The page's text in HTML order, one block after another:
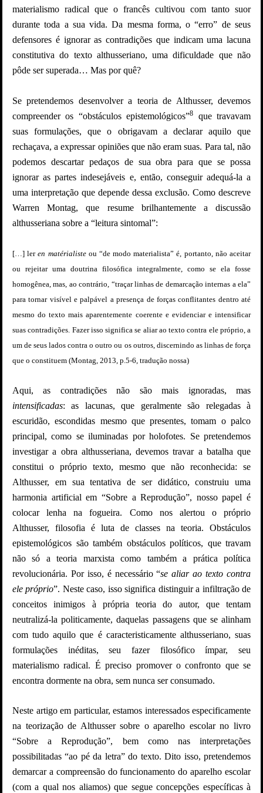
materialismo radical que o francês cultivou com tanto suor
durante toda a sua vida. Da mesma forma, o “erro” de seus
defensores é ignorar as contradições que indicam uma lacuna
constitutiva do texto althusseriano, uma dificuldade que não
pôde ser superada… Mas por quê?
Se pretendemos desenvolver a teoria de Althusser, devemos
compreender os “obstáculos epistemológicos”8
que travavam
suas formulações, que o obrigavam a declarar aquilo que
rechaçava, a expressar opiniões que não eram suas. Para tal, não
podemos descartar pedaços de sua obra para que se possa
ignorar as partes indesejáveis e, então, conseguir adequá-la a
uma interpretação que depende dessa exclusão. Como descreve
Warren Montag, que resume brilhantemente a discussão
althusseriana sobre a “leitura sintomal”:
[…] leren matérialisteou “de modo materialista” é, portanto, não aceitar
ou rejeitar uma doutrina filosófica integralmente, como se ela fosse
homogênea, mas, ao contrário, “traçar linhas de demarcação internas a ela”
para tornar visível e palpável a presença de forças conflitantes dentro até
mesmo do texto mais aparentemente coerente e evidenciar e intensificar
suas contradições. Fazer isso significa se aliar ao texto contra ele próprio, a
um de seus lados contra o outro ou os outros, discernindo as linhas de força
que o constituem (Montag, 2013, p.5-6, tradução nossa)
Aqui, as contradições não são mais ignoradas, mas
intensificadas: as lacunas, que geralmente são relegadas à
escuridão, escondidas mesmo que presentes, tomam o palco
principal, como se iluminadas por holofotes. Se pretendemos
investigar a obra althusseriana, devemos travar a batalha que
constitui o próprio texto, mesmo que não reconhecida: se
Althusser, em sua tentativa de ser didático, construiu uma
harmonia artificial em “Sobre a Reprodução”, nosso papel é
colocar lenha na fogueira. Como nos alertou o próprio
Althusser, filosofia é luta de classes na teoria. Obstáculos
epistemológicos são também obstáculos políticos, que travam
não só a teoria marxista como também a prática política
revolucionária. Por isso, é necessário “se aliar ao texto contra
ele próprio”. Neste caso, isso significa distinguir a infiltração de
conceitos inimigos à própria teoria do autor, que tentam
neutralizá-la politicamente, daquelas passagens que se alinham
com tudo aquilo que é caracteristicamente althusseriano, suas
formulações inéditas, seu fazer filosófico ímpar, seu
materialismo radical. É preciso promover o confronto que se
encontra dormente na obra, sem nunca ser consumado.
Neste artigo em particular, estamos interessados especificamente
na teorização de Althusser sobre o aparelho escolar no livro
“Sobre a Reprodução”, bem como nas interpretações
possibilitadas “ao pé da letra” do texto. Dito isso, pretendemos
demarcar a compreensão do funcionamento do aparelho escolar
(com a qual nos aliamos) que segue concepções específicas à